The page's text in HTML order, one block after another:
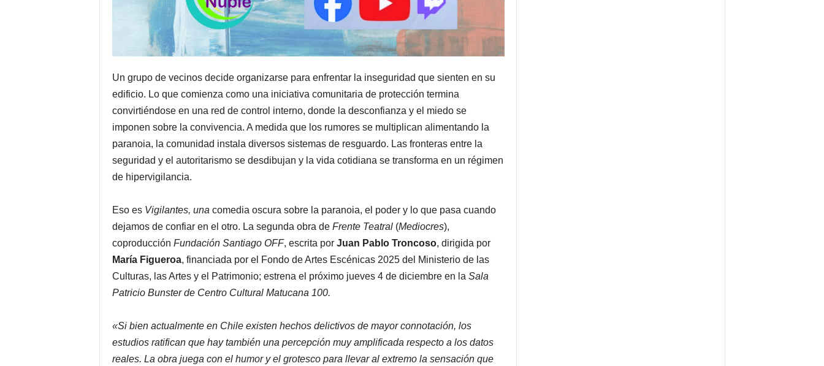
Un grupo de vecinos decide organizarse para enfrentar la inseguridad que sienten en su
edificio. Lo que comienza como una iniciativa comunitaria de protección termina
convirtiéndose en una red de control interno, donde la desconfianza y el miedo se
imponen sobre la convivencia. A medida que los rumores se multiplican alimentando la
paranoia, la comunidad instala diversos sistemas de resguardo. Las fronteras entre la
seguridad y el autoritarismo se desdibujan y la vida cotidiana se transforma en un régimen
de hipervigilancia.
Eso es Vigilantes, una comedia oscura sobre la paranoia, el poder y lo que pasa cuando
dejamos de confiar en el otro. La segunda obra de Frente Teatral(Mediocres),
coproducción Fundación Santiago OFF, escrita por Juan Pablo Troncoso, dirigida por
María Figueroa, financiada por el Fondo de Artes Escénicas 2025 del Ministerio de las
Culturas, las Artes y el Patrimonio; estrena el próximo jueves 4 de diciembre en la Sala
Patricio Bunster de Centro Cultural Matucana 100.
«Si bien actualmente en Chile existen hechos delictivos de mayor connotación, los
estudios ratifican que hay también una percepción muy amplificada respecto a los datos
reales. La obra juega con el humor y el grotesco para llevar al extremo la sensación que